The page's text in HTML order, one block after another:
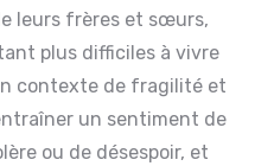
leurs frères et sœurs,
plus difficiles à vivre
contexte de fragilité et
un sentiment de
ou de désespoir, et